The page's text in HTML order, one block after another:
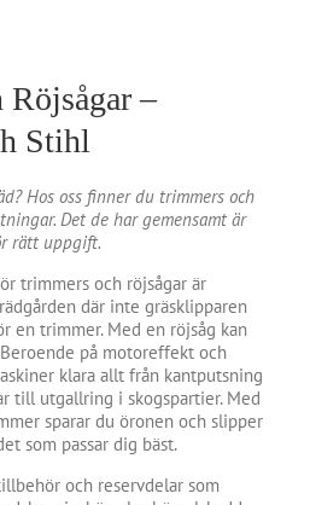
–
Stihl
Hos oss finner du trimmers och
Det de har gemensamt är
rätt uppgift.
trimmers och röjsågar är
där inte gräsklipparen
en trimmer. Med en röjsåg kan
på motoreffekt och
klara allt från kantputsning
till utgallring i skogspartier. Med
sparar du öronen och slipper
som passar dig bäst.
och reservdelar som